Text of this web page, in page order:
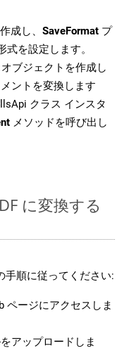
成し、 SaveFormat プ
を設定します。
オブジェクトを作成し
ントを変換します
クラス インスタ
メソッドを呼び出し
に変換する
手順に従ってください:
ページにアクセスしま
アップロードしま